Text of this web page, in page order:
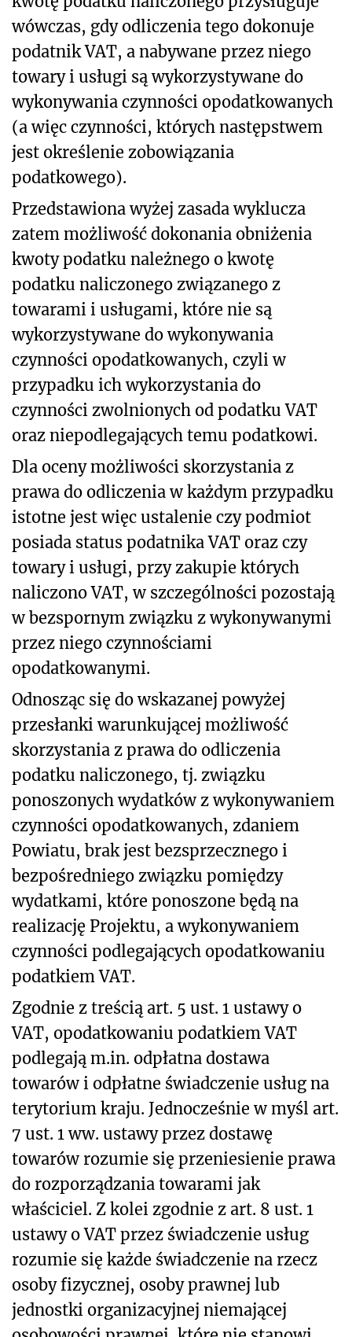
wówczas, gdy odliczenia tego dokonuje
podatnik VAT, a nabywane przez niego
towary i usługi są wykorzystywane do
wykonywania czynności opodatkowanych
(a więc czynności, których następstwem
jest określenie zobowiązania
podatkowego).
Przedstawiona wyżej zasada wyklucza
zatem możliwość dokonania obniżenia
kwoty podatku należnego o kwotę
podatku naliczonego związanego z
towarami i usługami, które nie są
wykorzystywane do wykonywania
czynności opodatkowanych, czyli w
przypadku ich wykorzystania do
czynności zwolnionych od podatku VAT
oraz niepodlegających temu podatkowi.
Dla oceny możliwości skorzystania z
prawa do odliczenia w każdym przypadku
istotne jest więc ustalenie czy podmiot
posiada status podatnika VAT oraz czy
towary i usługi, przy zakupie których
naliczono VAT, w szczególności pozostają
w bezspornym związku z wykonywanymi
przez niego czynnościami
opodatkowanymi.
Odnosząc się do wskazanej powyżej
przesłanki warunkującej możliwość
skorzystania z prawa do odliczenia
podatku naliczonego, tj. związku
ponoszonych wydatków z wykonywaniem
czynności opodatkowanych, zdaniem
Powiatu, brak jest bezsprzecznego i
bezpośredniego związku pomiędzy
wydatkami, które ponoszone będą na
realizację Projektu, a wykonywaniem
czynności podlegających opodatkowaniu
podatkiem VAT.
Zgodnie z treścią art. 5 ust. 1 ustawy o
VAT, opodatkowaniu podatkiem VAT
podlegają m.in. odpłatna dostawa
towarów i odpłatne świadczenie usług na
terytorium kraju. Jednocześnie w myśl art.
7 ust. 1 ww. ustawy przez dostawę
towarów rozumie się przeniesienie prawa
do rozporządzania towarami jak
właściciel. Z kolei zgodnie z art. 8 ust. 1
ustawy o VAT przez świadczenie usług
rozumie się każde świadczenie na rzecz
osoby fizycznej, osoby prawnej lub
jednostki organizacyjnej niemającej